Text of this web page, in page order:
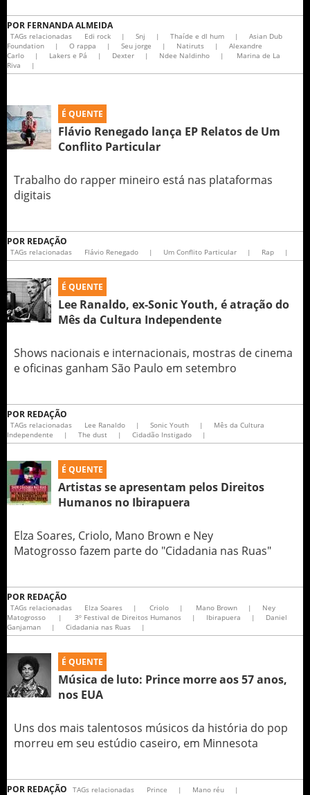
POR FERNANDA ALMEIDA
TAGs relacionadas Edi rock | Snj | Thaíde e dl hum |
Asian Dub
Foundation
| O rappa | Seu jorge | Natiruts |
Alexandre
Carlo
| Lakers e Pá | Dexter | Ndee Naldinho |
Marina de La
Riva
|
É QUENTE
Flávio Renegado lança EP Relatos de Um
Conflito Particular
Trabalho do rapper mineiro está nas plataformas
digitais
POR REDAÇÃO
TAGs relacionadas Flávio Renegado | Um Conflito Particular | Rap |
É QUENTE
Lee Ranaldo, ex-Sonic Youth, é atração do
Mês da Cultura Independente
Shows nacionais e internacionais, mostras de cinema
e oficinas ganham São Paulo em setembro
POR REDAÇÃO
TAGs relacionadas Lee Ranaldo | Sonic Youth |
Mês da Cultura
Independente
| The dust | Cidadão Instigado |
É QUENTE
Artistas se apresentam pelos Direitos
Humanos no Ibirapuera
Elza Soares, Criolo, Mano Brown e Ney
Matogrosso fazem parte do "Cidadania nas Ruas"
POR REDAÇÃO
TAGs relacionadas Elza Soares | Criolo | Mano Brown |
Ney
Matogrosso
| 3º Festival de Direitos Humanos | Ibirapuera |
Daniel
Ganjaman
| Cidadania nas Ruas |
É QUENTE
Música de luto: Prince morre aos 57 anos,
nos EUA
Uns dos mais talentosos músicos da história do pop
morreu em seu estúdio caseiro, em Minnesota
POR REDAÇÃO TAGs relacionadas Prince | Mano réu |